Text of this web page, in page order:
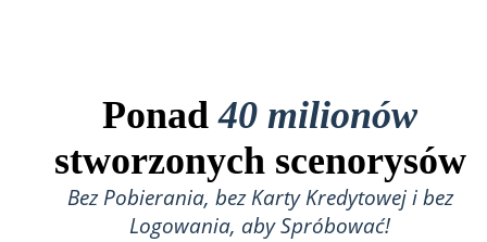
Ponad40 milionów
stworzonych scenorysów
Bez Pobierania, bez Karty Kredytowej i bez
Logowania, aby Spróbować!